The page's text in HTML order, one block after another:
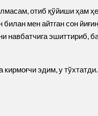
отиб қўйиши ҳам
мен айтган сон
навбатчига эшиттириб,
эдим, у тўхтатди.